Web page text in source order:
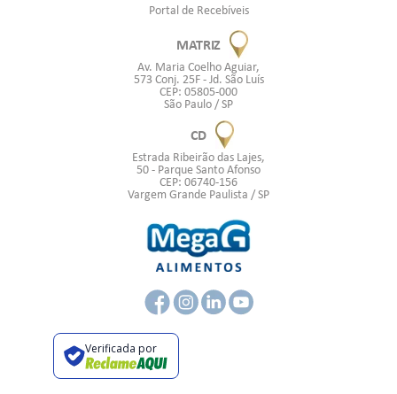
Portal de Recebíveis
MATRIZ
Av. Maria Coelho Aguiar,
573 Conj. 25F - Jd. São Luís
CEP: 05805-000
São Paulo / SP
CD
Estrada Ribeirão das Lajes,
50 - Parque Santo Afonso
CEP: 06740-156
Vargem Grande Paulista / SP
Verificada por